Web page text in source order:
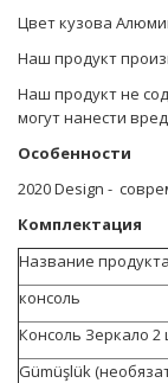
Цвет кузова
Наш продукт
Наш продукт не
могут нанести
Особенности
2020 Design -
Комплектация
Название продукта
консоль
Консоль Зеркало 2
Gümüşlük